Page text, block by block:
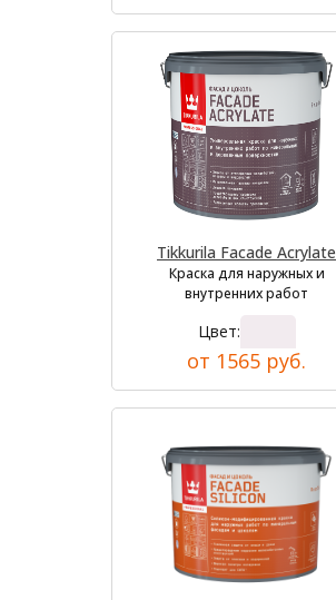
Tikkurila Facade Acrylate
Краска для наружных и
внутренних работ
Цвет:
от 1565 руб.